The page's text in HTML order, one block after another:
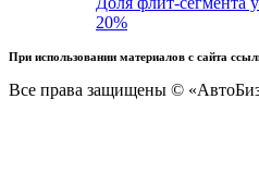
20%
При использовании материалов с сайта
Все права защищены ©